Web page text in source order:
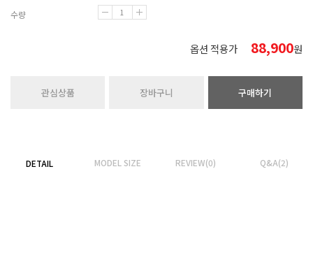
수량
옵션 적용가 88,900원
관심상품 장바구니 구매하기
DETAIL MODEL SIZE REVIEW(0) Q&A(2)